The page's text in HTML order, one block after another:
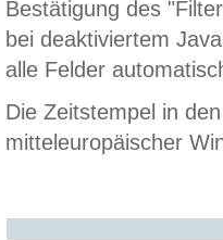
Bestätigung des
bei deaktiviertem
alle Felder
Die Zeitstempel in
mitteleuropäischer